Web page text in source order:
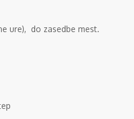
ure), do zasedbe mest.